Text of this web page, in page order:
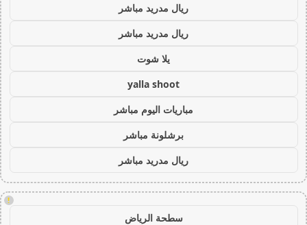
ريال مدريد مباشر
ريال مدريد مباشر
يلا شوت
yalla shoot
مباريات اليوم مباشر
برشلونة مباشر
ريال مدريد مباشر
!
سطحة الرياض